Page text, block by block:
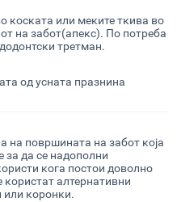
коската или меките ткива во
на забот(апекс). По потреба
третман.
од усната празнина
на површината на забот која
за да се надополни
кога постои доволно
користат алтернативни
или коронки.